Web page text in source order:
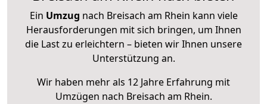
Ein Umzug nach Breisach am Rhein kann viele
Herausforderungen mit sich bringen, um Ihnen
die Last zu erleichtern – bieten wir Ihnen unsere
Unterstützung an.
Wir haben mehr als 12 Jahre Erfahrung mit
Umzügen nach Breisach am Rhein.